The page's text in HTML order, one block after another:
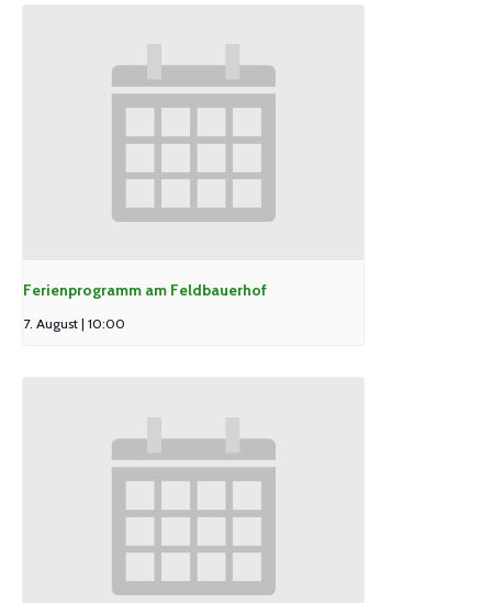
Ferienprogramm am Feldbauerhof
7. August | 10:00